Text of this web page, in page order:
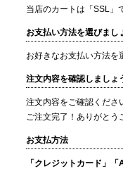
当店のカートは「SSL」
お支払い方法を選びまし
お好きなお支払い方法を
注文内容を確認しましょ
注文内容をご確認くださ
ご注文完了！ありがとう
お支払方法
「クレジットカード」